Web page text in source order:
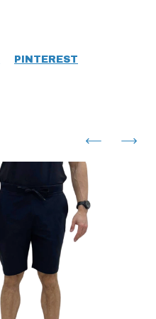
PINTEREST